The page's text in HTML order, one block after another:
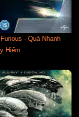
- Quá Nhanh
Hiểm